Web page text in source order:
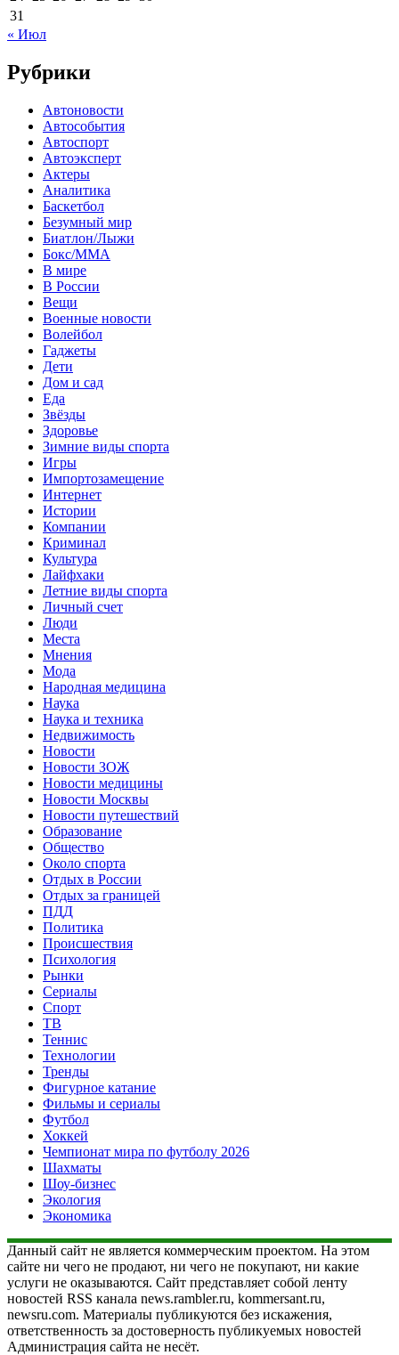
31
« Июл
Рубрики
Автоновости
Автособытия
Автоспорт
Автоэксперт
Актеры
Аналитика
Баскетбол
Безумный мир
Биатлон/Лыжи
Бокс/MMA
В мире
В России
Вещи
Военные новости
Волейбол
Гаджеты
Дети
Дом и сад
Еда
Звёзды
Здоровье
Зимние виды спорта
Игры
Импортозамещение
Интернет
Истории
Компании
Криминал
Культура
Лайфхаки
Летние виды спорта
Личный счет
Люди
Места
Мнения
Мода
Народная медицина
Наука
Наука и техника
Недвижимость
Новости
Новости ЗОЖ
Новости медицины
Новости Москвы
Новости путешествий
Образование
Общество
Около спорта
Отдых в России
Отдых за границей
ПДД
Политика
Происшествия
Психология
Рынки
Сериалы
Спорт
ТВ
Теннис
Технологии
Тренды
Фигурное катание
Фильмы и сериалы
Футбол
Хоккей
Чемпионат мира по футболу 2026
Шахматы
Шоу-бизнес
Экология
Экономика
Данный сайт не является коммерческим проектом. На этом
сайте ни чего не продают, ни чего не покупают, ни какие
услуги не оказываются. Сайт представляет собой ленту
новостей RSS канала news.rambler.ru, kommersant.ru,
newsru.com. Материалы публикуются без искажения,
ответственность за достоверность публикуемых новостей
Администрация сайта не несёт.